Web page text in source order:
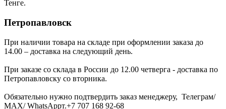
Тенге.
Петропавловск
При наличии товара на складе при оформлении заказа до
14.00 – доставка на следующий день.
При заказе со склада в России до 12.00 четверга - доставка по
Петропавловску со вторника.
Обязательно нужно подтвердить заказ менеджеру, Телеграм/
МАХ/ WhatsAppт.+7 707 168 92-68